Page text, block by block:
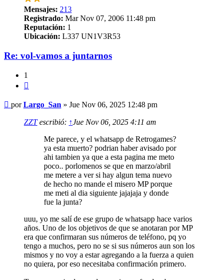
Mensajes: 213
Registrado: Mar Nov 07, 2006 11:48 pm
Reputación: 1
Ubicación: L337 UN1V3R53
Re: vol-vamos a juntarnos
1
Mensaje
porLargo_San » Jue Nov 06, 2025 12:48 pm
ZZTescribió: ↑Jue Nov 06, 2025 4:11 am
Me parece, y el whatsapp de Retrogames?
ya esta muerto? podrian haber avisado por
ahi tambien ya que a esta pagina me meto
poco.. porlomenos se que en marzo/abril
me metere a ver si hay algun tema nuevo
de hecho no mande el misero MP porque
me meti al dia siguiente jajajaja y donde
fue la junta?
uuu, yo me salí de ese grupo de whatsapp hace varios
años. Uno de los objetivos de que se anotaran por MP
era que confirmaran sus números de teléfono, pq yo
tengo a muchos, pero no se si sus números aun son los
mismos y no voy a estar agregando a la fuerza a quien
no quiera, por eso necesitaba confirmación primero.